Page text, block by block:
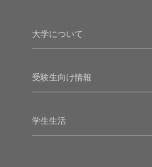
大学について
受験生向け情報
学生生活